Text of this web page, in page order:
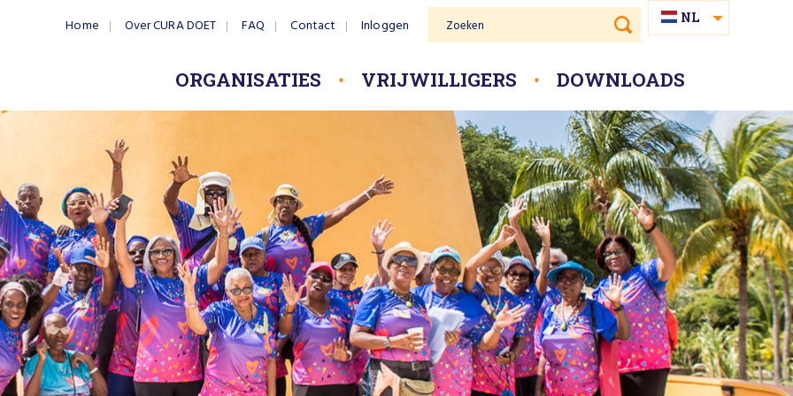
NL
ORGANISATIES VRIJWILLIGERS DOWNLOADS
Home Over CURA DOET FAQ Contact Inloggen Zoeken